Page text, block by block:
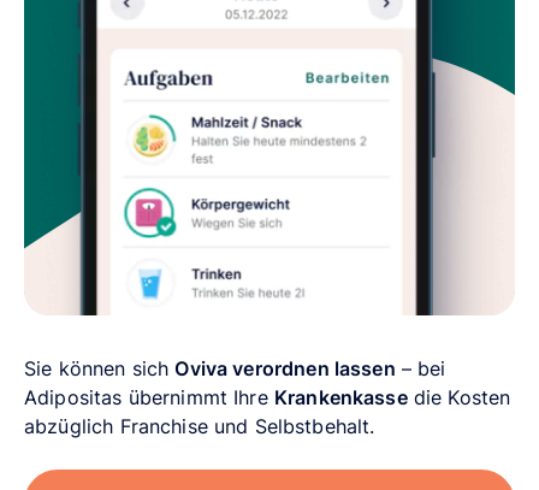
Sie können sichOviva verordnen lassen – bei
Adipositas übernimmt Ihre Krankenkassedie Kosten
abzüglich Franchise und Selbstbehalt.